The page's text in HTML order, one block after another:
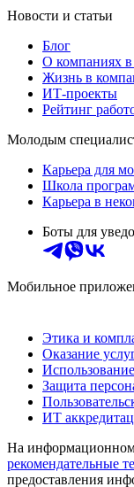
Новости и статьи
Блог
О компаниях
Жизнь в
ИТ-проекты
Рейтинг
Молодым
Карьера для
Школа
Карьера в
Боты для
Мобильное
Этика и
Оказание
Защита
ИТ
На информационном
рекомендательные
предоставления